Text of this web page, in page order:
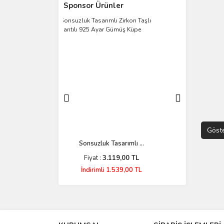
Sponsor Ürünler
Sonsuzluk Tasarımlı ...
Fiyat :3.119,00 TL
İndirimli 1.539,00 TL